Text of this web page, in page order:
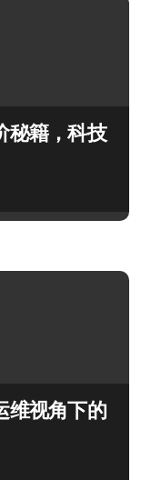
秘籍，科技
维视角下的